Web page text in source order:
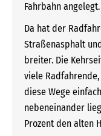
Fahrbahn angelegt.
Da hat der
Straßenasphalt
breiter. Die
viele
diese Wege
nebeneinander
Prozent den alten